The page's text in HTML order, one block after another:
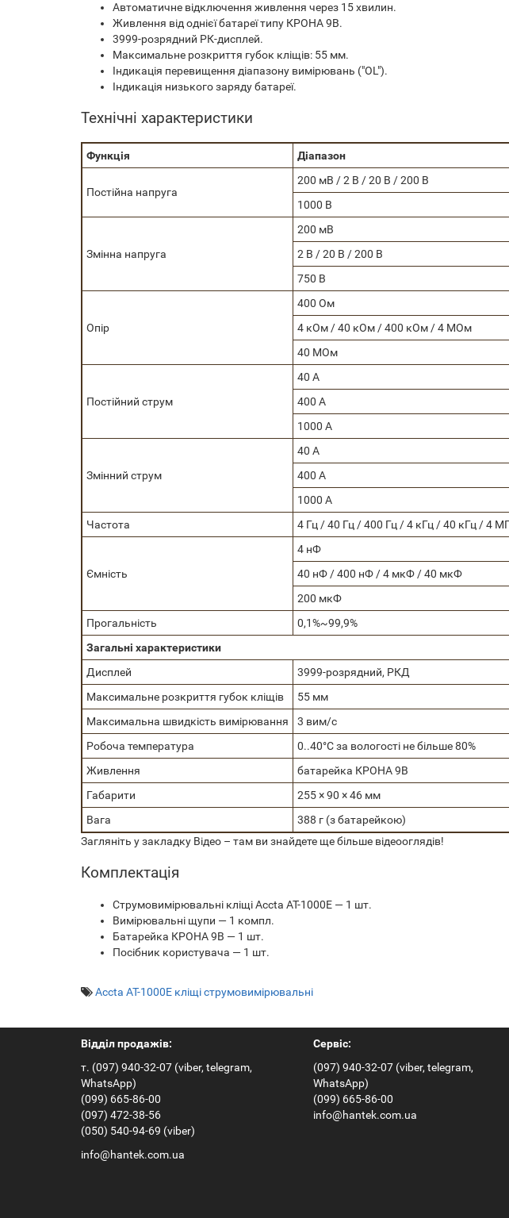
Автоматичне відключення живлення через 15 хвилин.
Живлення від однієї батареї типу КРОНА 9В.
3999-розрядний РК-дисплей.
Максимальне розкриття губок кліщів: 55 мм.
Індикація перевищення діапазону вимірювань ("OL").
Індикація низького заряду батареї.
Технічні характеристики
Функція Діапазон
Постійна напруга
200 мВ / 2 В / 20 В / 200 В
1000 В
Змінна напруга
200 мВ
2 В / 20 В / 200 В
750 В
Опір
400 Ом
4 кОм / 40 кОм / 400 кОм / 4 МОм
40 МОм
Постійний струм
40 А
400 А
1000 А
Змінний струм
40 А
400 А
1000 А
Частота
4 Гц / 40 Гц / 400 Гц / 4 кГц / 40 кГц / 4
Ємність
4 нФ
40 нФ / 400 нФ / 4 мкФ / 40 мкФ
200 мкФ
Прогальність
0,1%~99,9%
Загальні характеристики
Дисплей
3999-розрядний, РКД
Максимальне розкриття губок кліщів
55 мм
Максимальна швидкість вимірювання
3 вим/с
Робоча температура
0..40°С за вологості не більше 80%
Живлення
батарейка КРОНА 9В
Габарити
255 × 90 × 46 мм
Вага
388 г (з батарейкою)
Загляніть у закладку Відео – там ви знайдете ще більше відеооглядів!
Комплектація
Струмовимірювальні кліщі Accta AT-1000E — 1 шт.
Вимірювальні щупи — 1 компл.
Батарейка КРОНА 9В — 1 шт.
Посібник користувача — 1 шт.
Accta AT-1000E кліщі струмовимірювальні
Відділ продажів:
т. (097) 940-32-07 (viber, telegram,
WhatsApp)
(099) 665-86-00
(097) 472-38-56
(050) 540-94-69 (viber)
info@hantek.com.ua
Сервіс:
(097) 940-32-07 (viber, telegram,
WhatsApp)
(099) 665-86-00
info@hantek.com.ua